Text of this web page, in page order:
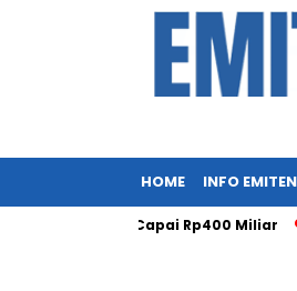
HOME INFO EMITEN
Capai Rp400 Miliar